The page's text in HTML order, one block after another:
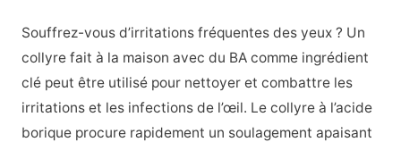
Souffrez-vous d’irritations fréquentes des yeux ? Un
collyre fait à la maison avec du BA comme ingrédient
clé peut être utilisé pour nettoyer et combattre les
irritations et les infections de l’œil. Le collyre à l’acide
borique procure rapidement un soulagement apaisant